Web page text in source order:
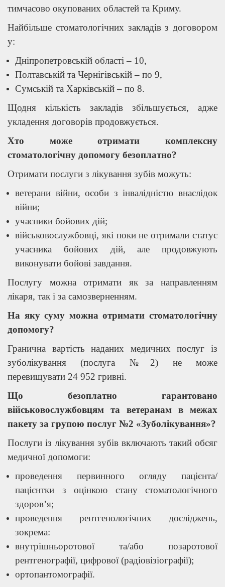
тимчасово окупованих областей та Криму.
Найбільше стоматологічних закладів з договором
у:
Дніпропетровській області – 10,
Полтавській та Чернігівській – по 9,
Сумській та Харківській – по 8.
Щодня кількість закладів збільшується, адже
укладення договорів продовжується.
Хто може отримати комплексну
стоматологічну допомогу безоплатно?
Отримати послуги з лікування зубів можуть:
ветерани війни, особи з інвалідністю внаслідок
війни;
учасники бойових дій;
військовослужбовці, які поки не отримали статус
учасника бойових дій, але продовжують
виконувати бойові завдання.
Послугу можна отримати як за направленням
лікаря, так і за самозверненням.
На яку суму можна отримати стоматологічну
допомогу?
Гранична вартість наданих медичних послуг із
зуболікування (послуга №2) не може
перевищувати 24 952 гривні.
Що безоплатно гарантовано
військовослужбовцям та ветеранам в межах
пакету за групою послуг №2 «Зуболікування»?
Послуги із лікування зубів включають такий обсяг
медичної допомоги:
проведення первинного огляду пацієнта/
пацієнтки з оцінкою стану стоматологічного
здоров’я;
проведення рентгенологічних досліджень,
зокрема:
внутрішньоротової та/або позаротової
рентгенографії, цифрової (радіовізіографії);
ортопантомографії.